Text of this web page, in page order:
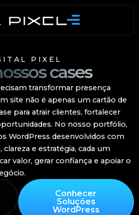
PIXEL
cases
transformar presença
site não é apenas um cartão de
para atrair clientes, fortalecer
No nosso portfólio,
WordPress desenvolvidos com
e estratégia, cada um
valor, gerar confiança e apoiar o
Conhecer
Soluções
WordPress